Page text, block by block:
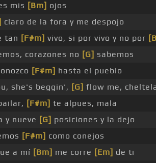
mis [Bm] ojos
claro de la fora y me despojo
tan [F#m] vivo, si por vivo y no por
corazones no [G] sabemos
[F#m] hasta el pueblo
she's beggin', [G] flow me,
[F#m] te alpues, mala
y nueve [G] posiciones y la dejo
[F#m] como conejos
a mí [Bm] me corre [Em] de ti